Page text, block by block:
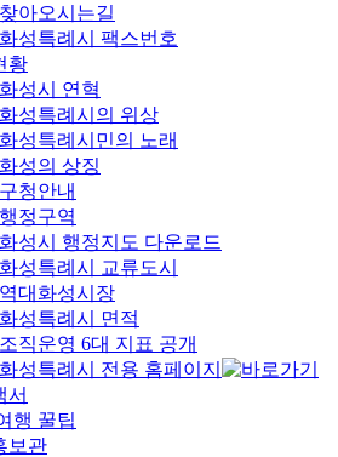
찾아오시는길
화성특례시 팩스번호
황
화성시 연혁
화성특례시의 위상
화성특례시민의 노래
화성의 상징
구청안내
행정구역
화성시 행정지도 다운로드
화성특례시 교류도시
역대화성시장
화성특례시 면적
조직운영 6대 지표 공개
화성특례시 전용 홈페이지
서
행 꿀팁
보관